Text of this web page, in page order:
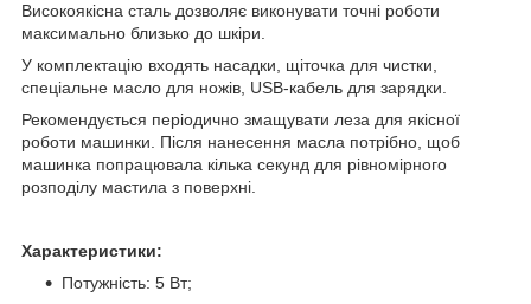
Високоякісна сталь дозволяє виконувати точні роботи
максимально близько до шкіри.
У комплектацію входять насадки, щіточка для чистки,
спеціальне масло для ножів, USB-кабель для зарядки.
Рекомендується періодично змащувати леза для якісної
роботи машинки. Після нанесення масла потрібно, щоб
машинка попрацювала кілька секунд для рівномірного
розподілу мастила з поверхні.
Характеристики:
Потужність: 5 Вт;